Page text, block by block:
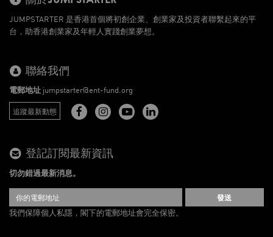
JUMPSTARTER 是香港首個將初創企業、創業家及投資者聯繫起來的平
台，助香港創業家及年輕人實踐創業夢想。
聯絡我們
電郵地址 jumpstarter@ent-fund.org
追蹤最新動態
登記訂閱最新資訊
切勿錯過最新消息。
發送
我們保障個人私隱，閣下的電郵地址會完全保密。